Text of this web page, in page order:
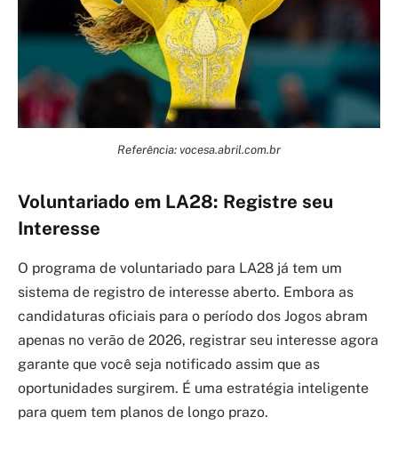
Referência: vocesa.abril.com.br
Voluntariado em LA28: Registre seu
Interesse
O programa de voluntariado para LA28 já tem um
sistema de registro de interesse aberto. Embora as
candidaturas oficiais para o período dos Jogos abram
apenas no verão de 2026, registrar seu interesse agora
garante que você seja notificado assim que as
oportunidades surgirem. É uma estratégia inteligente
para quem tem planos de longo prazo.